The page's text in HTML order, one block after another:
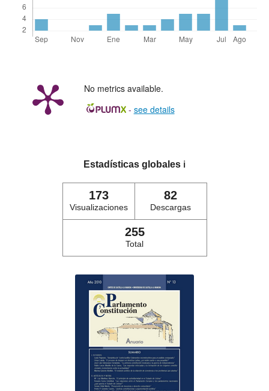
No metrics available.
- see details
Estadísticas globales ℹ️
173
Visualizaciones
82
Descargas
255
Total